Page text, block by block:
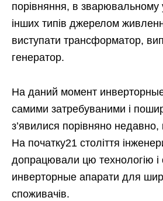
порівняння, в зварювальному
інших типів джерелом
виступати трансформатор,
генератор.
На даний момент
самими затребуваними і
з’явилися порівняно недавно,
На початку21 століття
допрацювали цю технологію і
инверторные апарати для
споживачів.